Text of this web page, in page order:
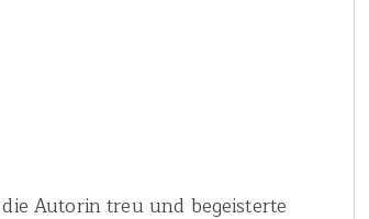
Autorin treu und begeisterte